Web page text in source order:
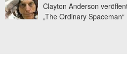
Clayton Anderson
„The Ordinary Spaceman“